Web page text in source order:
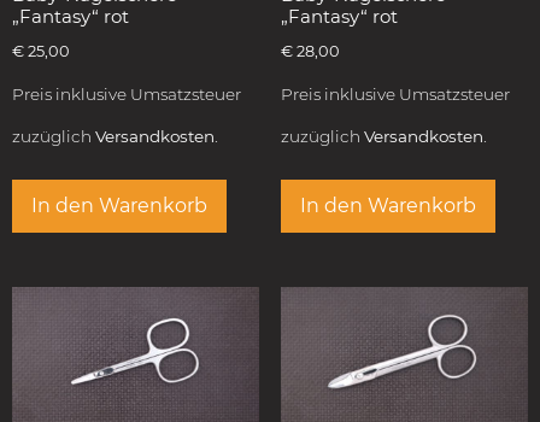
„Fantasy“ rot
€ 25,00
Preis inklusive Umsatzsteuer
zuzüglich Versandkosten.
In den Warenkorb
„Fantasy“ rot
€28,00
Preis inklusive Umsatzsteuer
zuzüglich Versandkosten.
In den Warenkorb